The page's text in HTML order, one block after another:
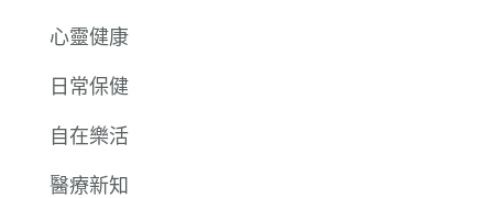
心靈健康
日常保健
自在樂活
醫療新知